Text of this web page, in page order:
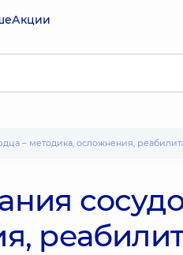
Акции
– методика, осложнения,